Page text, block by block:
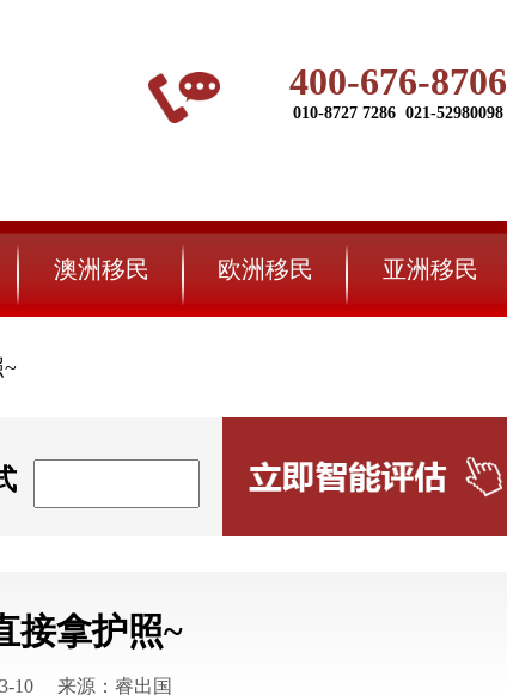
400-676-8706
010-8727 7286 021-52980098
澳洲移民 欧洲移民 亚洲移民
~
接拿护照~
10 来源：睿出国